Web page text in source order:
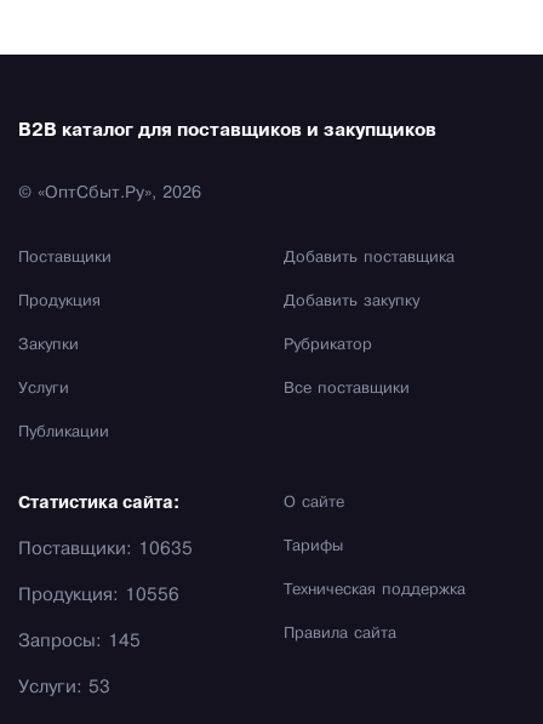
B2B каталог для поставщиков и закупщиков
© «ОптСбыт.Ру», 2026
Поставщики
Продукция
Закупки
Услуги
Публикации
Добавить поставщика
Добавить закупку
Рубрикатор
Все поставщики
О сайте
Тарифы
Техническая поддержка
Правила сайта
Статистика сайта:
Поставщики: 10635
Продукция: 10556
Запросы: 145
Услуги: 53